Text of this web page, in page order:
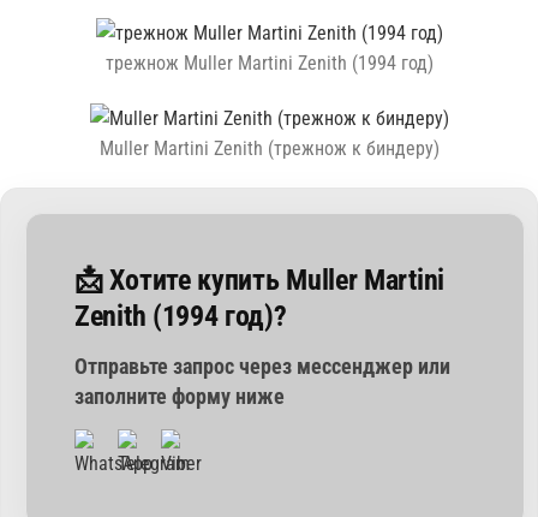
трежнож Muller Martini Zenith (1994 год)
Muller Martini Zenith (трежнож к биндеру)
📩 Хотите купить Muller Martini
Zenith (1994 год)?
Отправьте запрос через мессенджер или
заполните форму ниже